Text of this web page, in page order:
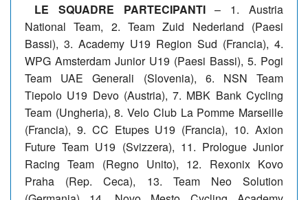
LE SQUADRE PARTECIPANTI– 1. Austria
National Team, 2. Team Zuid Nederland (Paesi
Bassi), 3. Academy U19 Region Sud (Francia), 4.
WPG Amsterdam Junior U19 (Paesi Bassi), 5. Pogi
Team UAE Generali (Slovenia), 6. NSN Team
Tiepolo U19 Devo (Austria), 7. MBK Bank Cycling
Team (Ungheria), 8. Velo Club La Pomme Marseille
(Francia), 9. CC Etupes U19 (Francia), 10. Axion
Future Team U19 (Svizzera), 11. Prologue Junior
Racing Team (Regno Unito), 12. Rexonix Kovo
Praha (Rep. Ceca), 13. Team Neo Solution